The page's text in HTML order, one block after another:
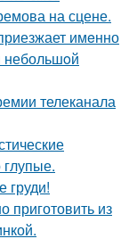
на сцене.
имeнно
небольшoй
телеканала
груди!
приготовить из